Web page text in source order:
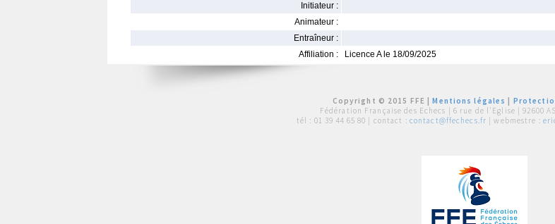
Initiateur :
Animateur :
Entraîneur :
Affiliation :
Licence A le 18/09/2025
Copyright © 2015 FFE |Mentions légales
Fédération Française des Echecs | 6 rue de l'Eglise | 92600
tél : 01 39 44 65 80 | contact : contact@ffechecs.fr | webmestre :